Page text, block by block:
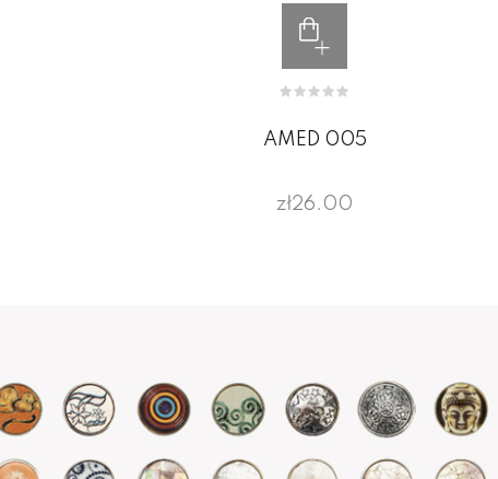
AMED 005
zł26.00